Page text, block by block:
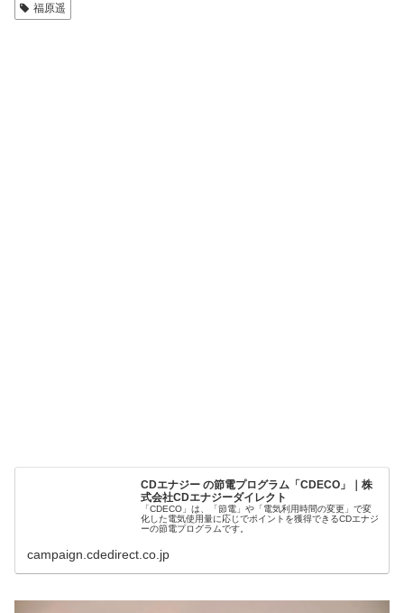
福原遥
CDエナジー の節電プログラム「CDECO」｜株
式会社CDエナジーダイレクト
「CDECO」は、「節電」や「電気利用時間の変更」で変
化した電気使用量に応じでポイントを獲得できるCDエナジ
ーの節電プログラムです。
campaign.cdedirect.co.jp